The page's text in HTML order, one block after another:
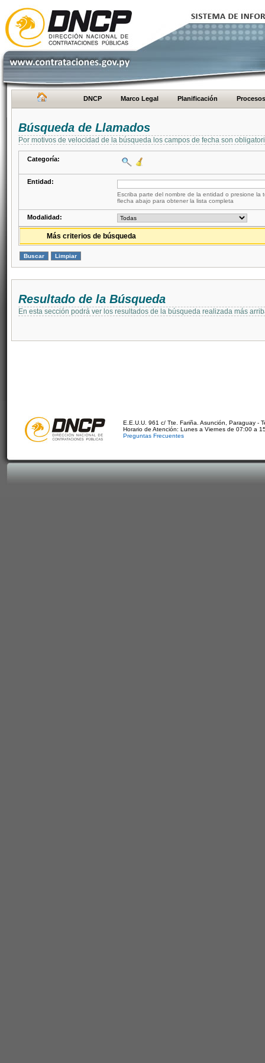
DNCP Marco Legal Planificación Procesos
Búsqueda de Llamados
Por motivos de velocidad de la búsqueda los campos de fecha son
Categoría:
Entidad:
Escriba parte del nombre de la entidad o presione la
flecha abajo para obtener la lista completa
Modalidad:
Más criterios de búsqueda
Resultado de la Búsqueda
En esta sección podrá ver los resultados de la búsqueda realizada más
E.E.U.U. 961 c/ Tte. Fariña. Asunción, Paraguay -
Horario de Atención: Lunes a Viernes de 07:00 a
Preguntas Frecuentes